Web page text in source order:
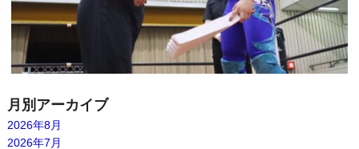
月別アーカイブ
2026年8月
2026年7月